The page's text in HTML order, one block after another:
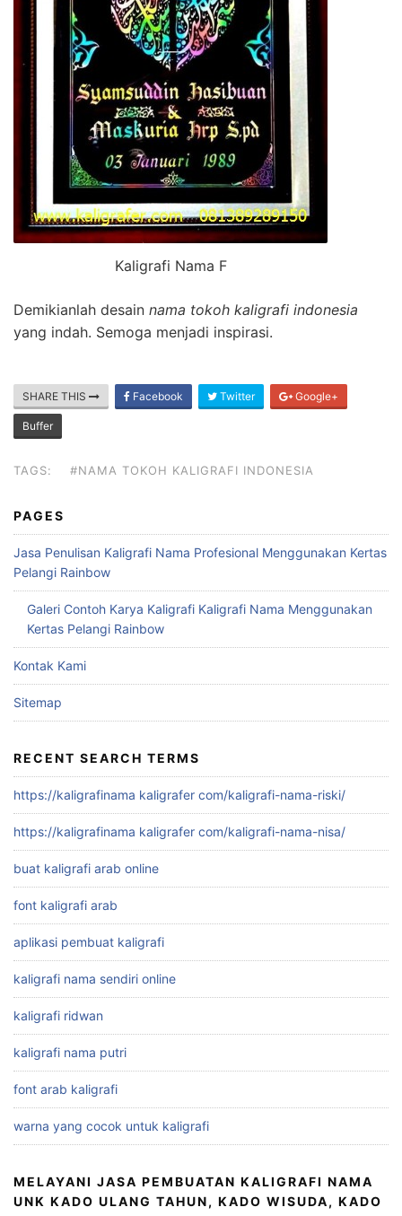
Kaligrafi Nama F
Demikianlah desain nama tokoh kaligrafi indonesia
yang indah. Semoga menjadi inspirasi.
SHARE THIS Facebook Twitter Google+
Buffer
TAGS: #NAMA TOKOH KALIGRAFI INDONESIA
PAGES
Jasa Penulisan Kaligrafi Nama Profesional Menggunakan Kertas
Pelangi Rainbow
Galeri Contoh Karya Kaligrafi Kaligrafi Nama Menggunakan
Kertas Pelangi Rainbow
Kontak Kami
Sitemap
RECENT SEARCH TERMS
https://kaligrafinama kaligrafer com/kaligrafi-nama-riski/
https://kaligrafinama kaligrafer com/kaligrafi-nama-nisa/
buat kaligrafi arab online
font kaligrafi arab
aplikasi pembuat kaligrafi
kaligrafi nama sendiri online
kaligrafi ridwan
kaligrafi nama putri
font arab kaligrafi
warna yang cocok untuk kaligrafi
MELAYANI JASA PEMBUATAN KALIGRAFI NAMA
UNK KADO ULANG TAHUN, KADO WISUDA, KADO